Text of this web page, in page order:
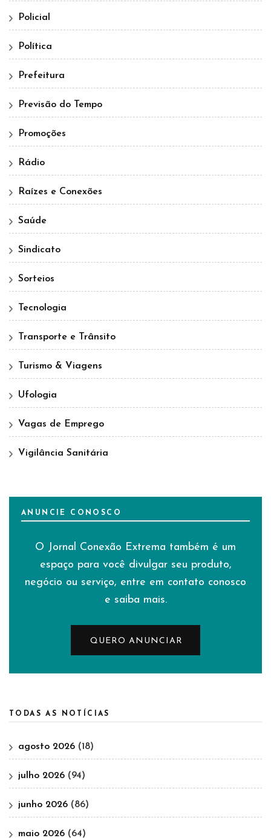
Policial
Política
Prefeitura
Previsão do Tempo
Promoções
Rádio
Raízes e Conexões
Saúde
Sindicato
Sorteios
Tecnologia
Transporte e Trânsito
Turismo & Viagens
Ufologia
Vagas de Emprego
Vigilância Sanitária
ANUNCIE CONOSCO
O Jornal Conexão Extrema também é um
espaço para você divulgar seu produto,
negócio ou serviço, entre em contato conosco
e saiba mais.
QUERO ANUNCIAR
TODAS AS NOTÍCIAS
agosto 2026 (18)
julho 2026 (94)
junho 2026 (86)
maio 2026 (64)